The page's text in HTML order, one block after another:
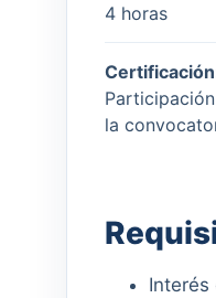
4 horas
la
Interés